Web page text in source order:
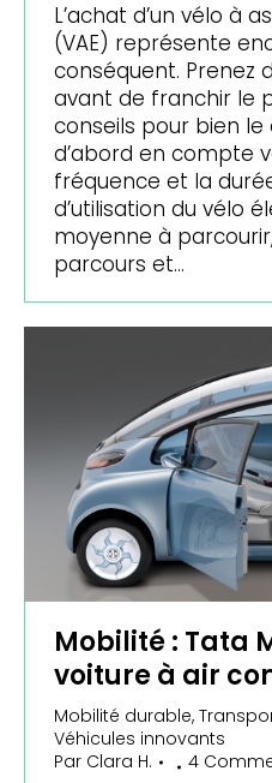
L’achat d’un vélo à
(VAE) représente
conséquent. Prenez
avant de franchir le
conseils pour bien le
d’abord en compte
fréquence et la
d’utilisation du vélo
moyenne à
parcours et…
Mobilité : Tata
voiture à air
Mobilité durable,
Véhicules innovants
Par Clara H. 4